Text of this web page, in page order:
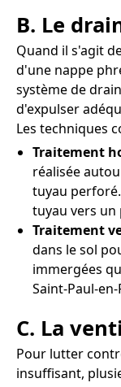
B. Le
Quand il s'agit
d'une nappe
système de
d'expulser
Les techniques
Traitement
réalisée
tuyau
tuyau vers un
Traitement
dans le sol
immergées
Saint-Paul-
C. La
Pour lutter
insuffisant,